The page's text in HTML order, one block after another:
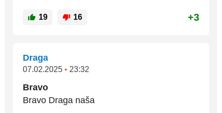
19 16 +3
Draga
07.02.2025 • 23:32
Bravo
Bravo Draga naša